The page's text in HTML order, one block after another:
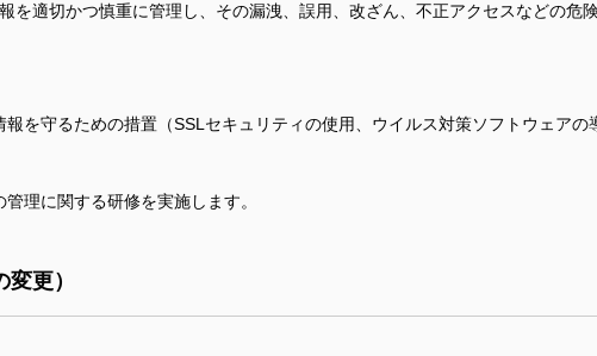
を適切かつ慎重に管理し、その漏洩、誤用、改ざん、不正アクセスなどの
を守るための措置（SSLセキュリティの使用、ウイルス対策ソフトウェアの
理に関する研修を実施します。
更）